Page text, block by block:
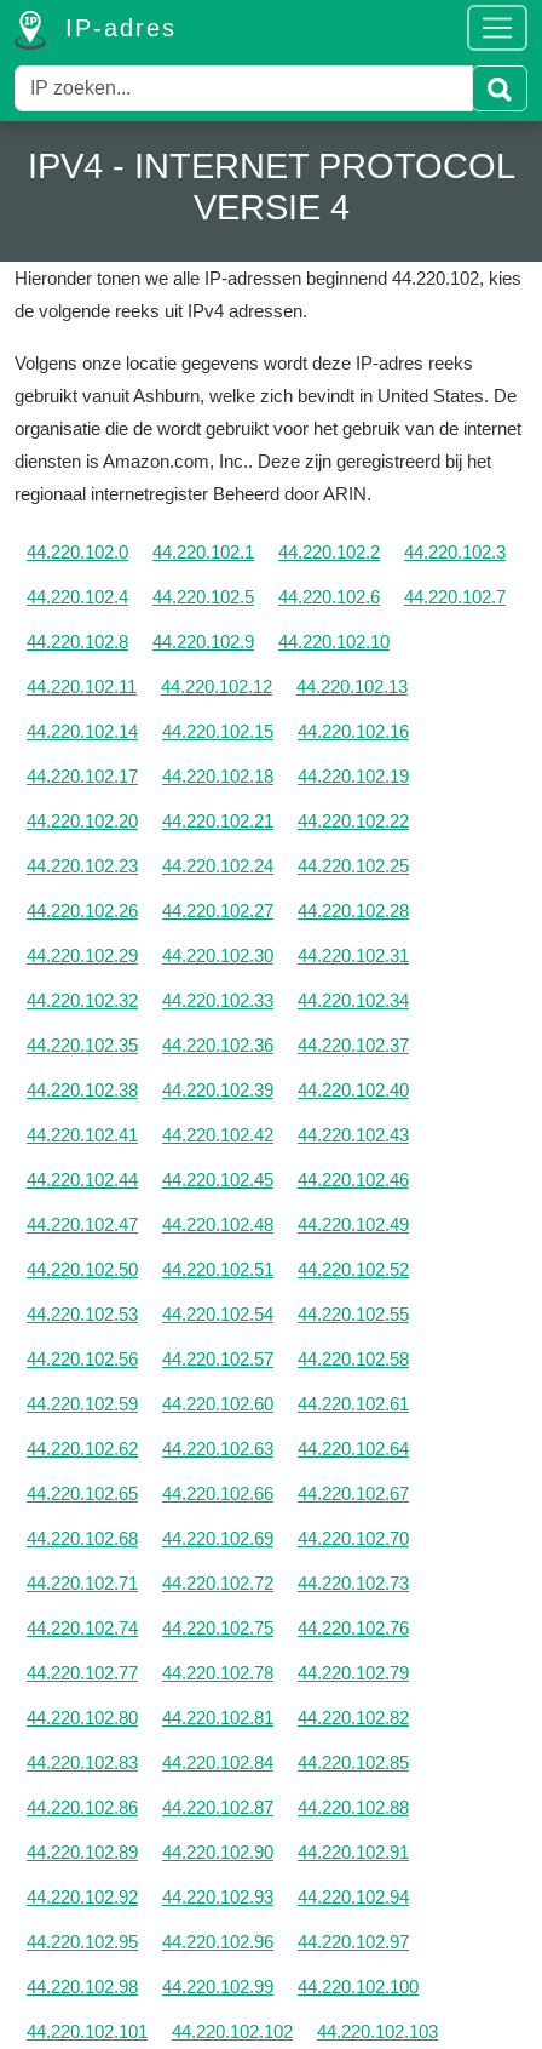
IP-adres
IPV4 - INTERNET PROTOCOL
VERSIE 4
Hieronder tonen we alle IP-adressen beginnend 44.220.102, kies
de volgende reeks uit IPv4 adressen.
Volgens onze locatie gegevens wordt deze IP-adres reeks
gebruikt vanuit Ashburn, welke zich bevindt in United States. De
organisatie die de wordt gebruikt voor het gebruik van de internet
diensten is Amazon.com, Inc.. Deze zijn geregistreerd bij het
regionaal internetregister Beheerd door ARIN.
44.220.102.0 44.220.102.1 44.220.102.2 44.220.102.3
44.220.102.4 44.220.102.5 44.220.102.6 44.220.102.7
44.220.102.8 44.220.102.9 44.220.102.10
44.220.102.11 44.220.102.12 44.220.102.13
44.220.102.14 44.220.102.15 44.220.102.16
44.220.102.17 44.220.102.18 44.220.102.19
44.220.102.20 44.220.102.21 44.220.102.22
44.220.102.23 44.220.102.24 44.220.102.25
44.220.102.26 44.220.102.27 44.220.102.28
44.220.102.29 44.220.102.30 44.220.102.31
44.220.102.32 44.220.102.33 44.220.102.34
44.220.102.35 44.220.102.36 44.220.102.37
44.220.102.38 44.220.102.39 44.220.102.40
44.220.102.41 44.220.102.42 44.220.102.43
44.220.102.44 44.220.102.45 44.220.102.46
44.220.102.47 44.220.102.48 44.220.102.49
44.220.102.50 44.220.102.51 44.220.102.52
44.220.102.53 44.220.102.54 44.220.102.55
44.220.102.56 44.220.102.57 44.220.102.58
44.220.102.59 44.220.102.60 44.220.102.61
44.220.102.62 44.220.102.63 44.220.102.64
44.220.102.65 44.220.102.66 44.220.102.67
44.220.102.68 44.220.102.69 44.220.102.70
44.220.102.71 44.220.102.72 44.220.102.73
44.220.102.74 44.220.102.75 44.220.102.76
44.220.102.77 44.220.102.78 44.220.102.79
44.220.102.80 44.220.102.81 44.220.102.82
44.220.102.83 44.220.102.84 44.220.102.85
44.220.102.86 44.220.102.87 44.220.102.88
44.220.102.89 44.220.102.90 44.220.102.91
44.220.102.92 44.220.102.93 44.220.102.94
44.220.102.95 44.220.102.96 44.220.102.97
44.220.102.98 44.220.102.99 44.220.102.100
44.220.102.101 44.220.102.102 44.220.102.103